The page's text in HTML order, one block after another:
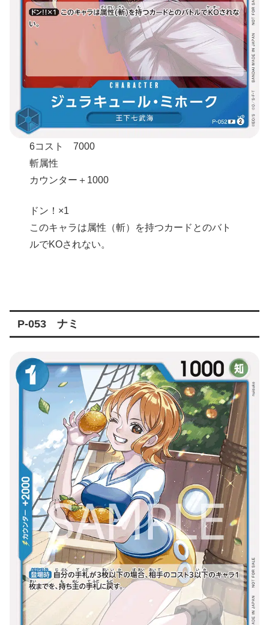
6コスト 7000
斬属性
カウンター＋1000
ドン！×1
このキャラは属性（斬）を持つカードとのバト
ルでKOされない。
P-053 ナミ